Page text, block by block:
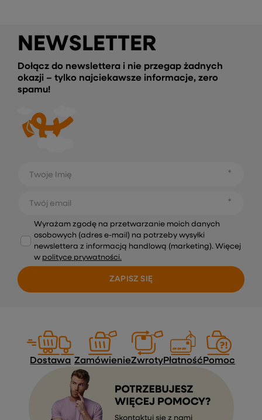
NEWSLETTER
Dołącz do newslettera i nie przegap żadnych
okazji – tylko najciekawsze informacje, zero
spamu!
Twoje Imię
Twój email
Wyrażam zgodę na przetwarzanie moich danych
osobowych (adres e-mail) na potrzeby wysyłki
newslettera z informacją handlową (marketing). Więcej
w polityce prywatności.
ZAPISZ SIĘ
Dostawa ZamówienieZwrotyPłatnośćPomoc